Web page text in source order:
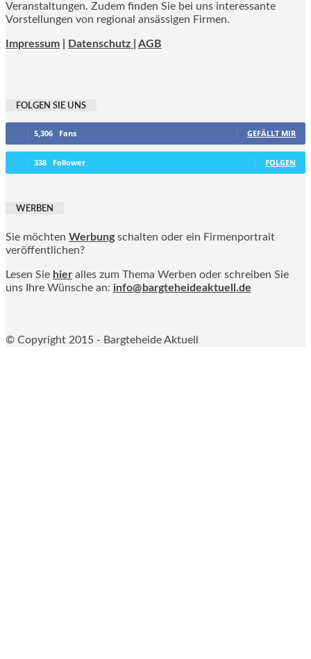
Veranstaltungen. Zudem finden Sie bei uns interessante
Vorstellungen von regional ansässigen Firmen.
Impressum Datenschutz | AGB
FOLGEN SIE UNS
5,306 Fans GEFÄLLT MIR
338 Follower FOLGEN
WERBEN
Sie möchten Werbung schalten oder ein Firmenportrait
veröffentlichen?
Lesen Sie hier alles zum Thema Werben oder schreiben Sie
uns Ihre Wünsche an: info@bargteheideaktuell.de
© Copyright 2015 - Bargteheide Aktuell